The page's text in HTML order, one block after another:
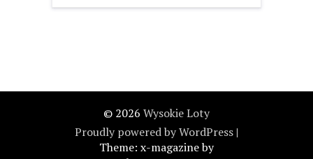
© 2026 Wysokie Loty
Proudly powered by WordPress |
Theme: x-magazine by